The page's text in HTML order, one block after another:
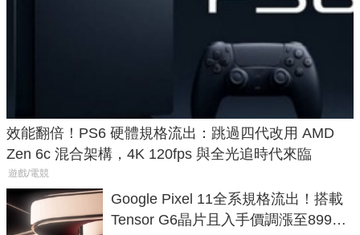
效能翻倍！PS6 硬體規格流出：跳過四代改用 AMD
Zen 6c 混合架構，4K 120fps 與全光追時代來臨
遊戲/電競
Google Pixel 11全系規格流出！搭載
Tensor G6晶片且入手價調漲至899美